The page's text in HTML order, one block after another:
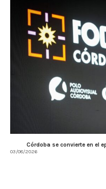
Córdoba se convierte en el
03/08/2026